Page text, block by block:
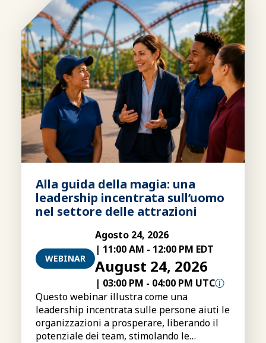
Alla guida della magia: una
leadership incentrata sull’uomo
nel settore delle attrazioni
WEBINAR
Agosto 24, 2026
| 11:00 AM - 12:00 PM EDT
August 24, 2026
| 03:00 PM - 04:00 PM UTC
Questo webinar illustra come una
leadership incentrata sulle persone aiuti le
organizzazioni a prosperare, liberando il
potenziale dei team, stimolando le